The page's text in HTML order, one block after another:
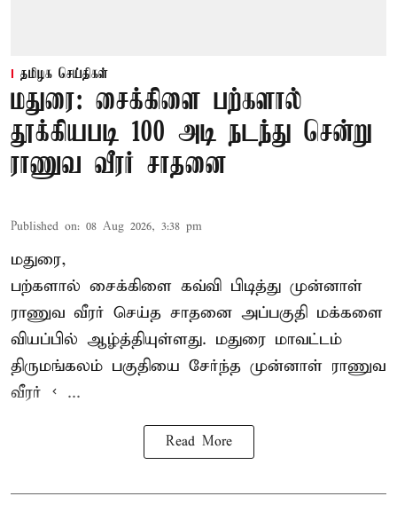
தமிழக செய்திகள்
மதுரை: சைக்கிளை பற்களால்
தூக்கியபடி 100 அடி நடந்து சென்று
ராணுவ வீரர் சாதனை
Published on: 08 Aug 2026, 3:38 pm
மதுரை,
பற்களால் சைக்கிளை கவ்வி பிடித்து முன்னாள்
ராணுவ வீரர் செய்த சாதனை அப்பகுதி மக்களை
வியப்பில் ஆழ்த்தியுள்ளது. மதுரை மாவட்டம்
திருமங்கலம் பகுதியை சேர்ந்த முன்னாள் ராணுவ
வீரர் < ...
Read More